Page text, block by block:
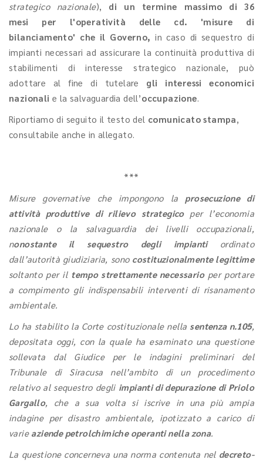
strategico nazionale), di un termine massimo di 36
mesi per l'operatività delle cd. 'misure di
bilanciamento' che il Governo,in caso di sequestro di
impianti necessari ad assicurare la continuità produttiva di
stabilimenti di interesse strategico nazionale, può
adottare al fine di tutelare gli interessi economici
nazionali e la salvaguardia dell’occupazione.
Riportiamo di seguito il testo del comunicato stampa,
consultabile anche in allegato.
***
Misure governative che impongono la prosecuzione di
attività produttive di rilievo strategico per l’economia
nazionale o la salvaguardia dei livelli occupazionali,
nonostante il sequestro degli impianti ordinato
dall’autorità giudiziaria, sono costituzionalmente legittime
soltanto per il tempo strettamente necessarioper portare
a compimento gli indispensabili interventi di risanamento
ambientale.
Lo ha stabilito la Corte costituzionale nella sentenza n.105,
depositata oggi, con la quale ha esaminato una questione
sollevata dal Giudice per le indagini preliminari del
Tribunale di Siracusa nell’ambito di un procedimento
relativo al sequestro degli impianti di depurazione di Priolo
Gargallo, che a sua volta si iscrive in una più ampia
indagine per disastro ambientale, ipotizzato a carico di
varie aziende petrolchimiche operanti nella zona.
La questione concerneva una norma contenuta nel decreto-